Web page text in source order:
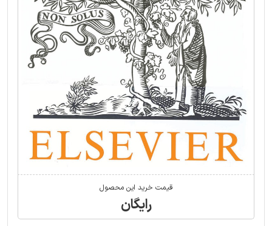
قیمت خرید این محصول
رایگان